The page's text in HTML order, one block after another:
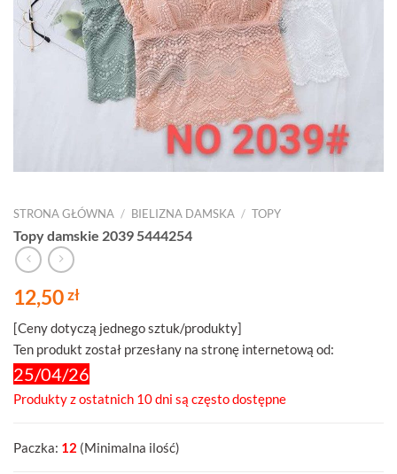
STRONA GŁÓWNA / BIELIZNA DAMSKA / TOPY
Topy damskie 2039 5444254
12,50zł
[Ceny dotyczą jednego sztuk/produkty]
Ten produkt został przesłany na stronę internetową od:
25/04/26
Produkty z ostatnich 10 dni są często dostępne
Paczka: 12 (Minimalna ilość)